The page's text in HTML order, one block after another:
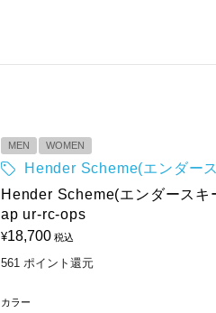
MEN WOMEN
Hender Scheme(エンダー
Hender Scheme(エンダース
ap ur-rc-ops
¥18,700 税込
561 ポイント還元
カラー